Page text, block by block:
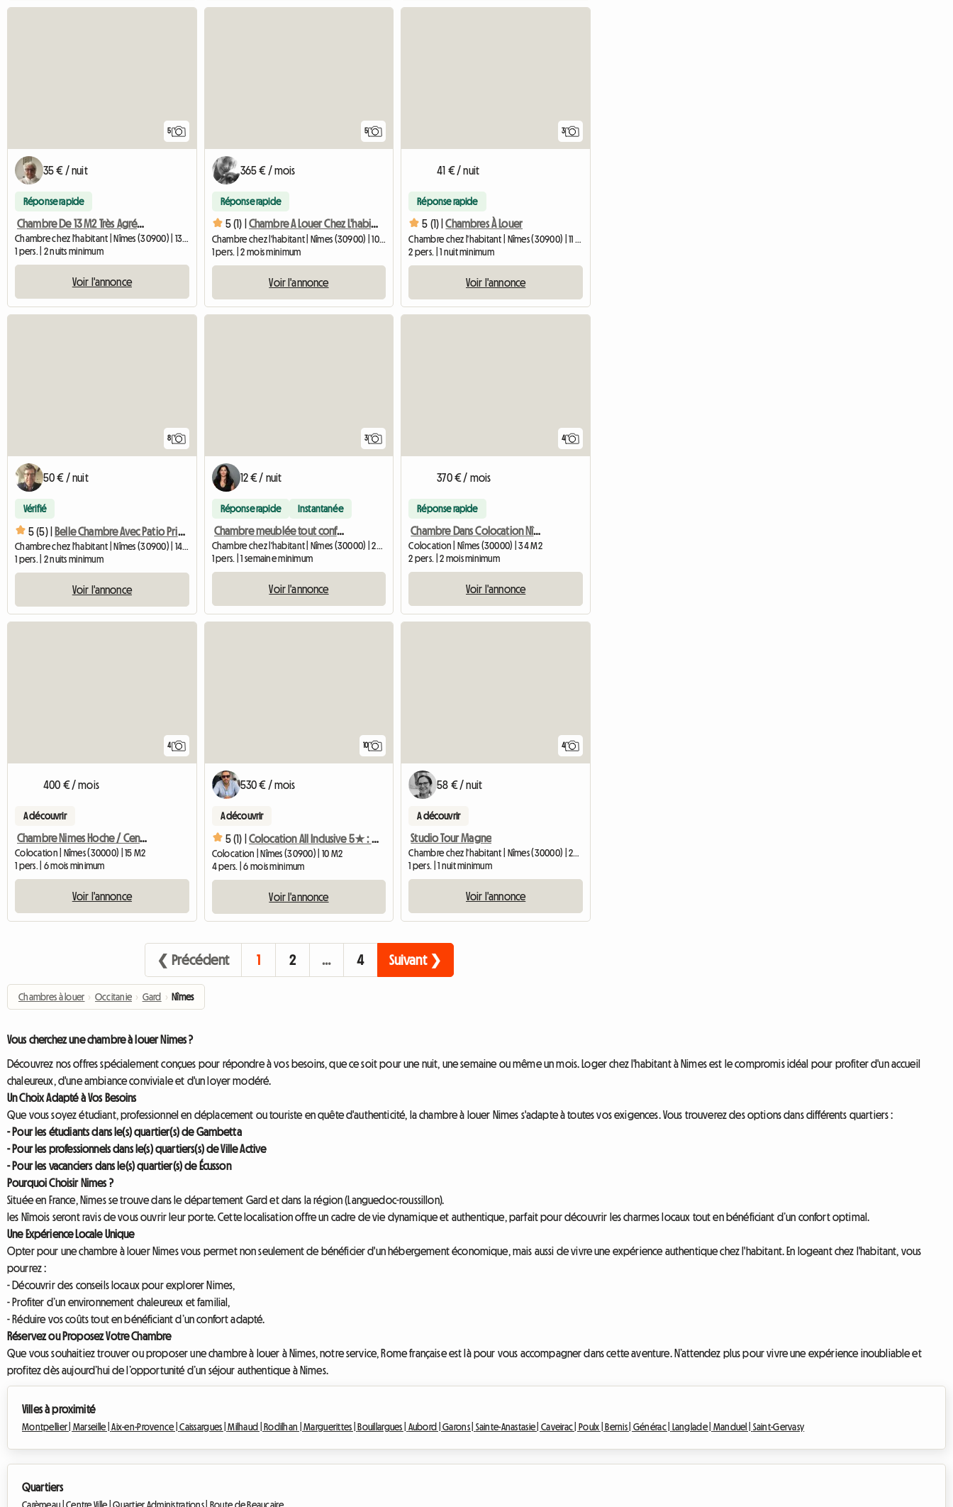
5
35 € / nuit
Réponse rapide
Chambre De 13 M2 Très Agréable, Avec Vue Sur Jardin
Chambre chez l'habitant | Nîmes (30900) | 13 M2
1 pers. | 2 nuits minimum
Voir l'annonce
5
365 € / mois
Réponse rapide
5 (1) | Chambre A Louer Chez L'habitant En Centre-ville De Nîmes
Chambre chez l'habitant | Nîmes (30900) | 10 M2
1 pers. | 2 mois minimum
Voir l'annonce
3
41 € / nuit
Réponse rapide
5 (1) | Chambres À Louer
Chambre chez l'habitant | Nîmes (30900) | 11 M2
2 pers. | 1 nuit minimum
Voir l'annonce
8
50 € / nuit
Vérifié
5 (5) | Belle Chambre Avec Patio Privé Nîmes Centre Ville
Chambre chez l'habitant | Nîmes (30900) | 14 M2
1 pers. | 2 nuits minimum
Voir l'annonce
3
12 € / nuit
Réponse rapide Instantanée
Chambre meublée tout confort 25m2
Chambre chez l'habitant | Nîmes (30000) | 25 M2
1 pers. | 1 semaine minimum
Voir l'annonce
4
370 € / mois
Réponse rapide
Chambre Dans Colocation Nîmes Centre
Colocation | Nîmes (30000) | 34 M2
2 pers. | 2 mois minimum
Voir l'annonce
4
400 € / mois
A découvrir
Chambre Nimes Hoche / Centre Ville
Colocation | Nîmes (30000) | 15 M2
1 pers. | 6 mois minimum
Voir l'annonce
10
530 € / mois
A découvrir
5 (1) | Colocation All Inclusive 5★ : "tout Refait à Neuf" - Nîmes C
Colocation | Nîmes (30900) | 10 M2
4 pers. | 6 mois minimum
Voir l'annonce
4
58 € / nuit
A découvrir
Studio Tour Magne
Chambre chez l'habitant | Nîmes (30000) | 20 M2
1 pers. | 1 nuit minimum
Voir l'annonce
❮ Précédent 1 2 … 4 Suivant ❯
Chambres à louer › Occitanie › Gard › Nîmes
Vous cherchez une chambre à louer Nimes ?
Découvrez nos offres spécialement conçues pour répondre à vos besoins, que ce soit pour une nuit, une semaine ou même un mois. Loger chez l'habitant à Nimes est le compromis idéal pour profiter d'un accueil
chaleureux, d'une ambiance conviviale et d'un loyer modéré.
Un Choix Adapté à Vos Besoins
Que vous soyez étudiant, professionnel en déplacement ou touriste en quête d'authenticité, la chambre à louer Nimes s'adapte à toutes vos exigences. Vous trouverez des options dans différents quartiers :
- Pour les étudiants dans le(s) quartier(s) de Gambetta
- Pour les professionnels dans le(s) quartiers(s) de Ville Active
- Pour les vacanciers dans le(s) quartier(s) de Écusson
Pourquoi Choisir Nimes ?
Située en France, Nimes se trouve dans le département Gard et dans la région (Languedoc-roussillon).
les Nîmois seront ravis de vous ouvrir leur porte. Cette localisation offre un cadre de vie dynamique et authentique, parfait pour découvrir les charmes locaux tout en bénéficiant d’un confort optimal.
Une Expérience Locale Unique
Opter pour une chambre à louer Nimes vous permet non seulement de bénéficier d'un hébergement économique, mais aussi de vivre une expérience authentique chez l'habitant. En logeant chez l'habitant, vous
pourrez :
- Découvrir des conseils locaux pour explorer Nimes,
- Profiter d’un environnement chaleureux et familial,
- Réduire vos coûts tout en bénéficiant d’un confort adapté.
Réservez ou Proposez Votre Chambre
Que vous souhaitiez trouver ou proposer une chambre à louer à Nimes, notre service, Rome française est là pour vous accompagner dans cette aventure. N’attendez plus pour vivre une expérience inoubliable et
profitez dès aujourd’hui de l’opportunité d’un séjour authentique à Nimes.
Villes à proximité
Montpellier | Marseille |Aix-en-Provence |Caissargues |Milhaud | Rodilhan |Marguerittes | Bouillargues | Aubord |Garons | Sainte-Anastasie | Caveirac | Poulx | Bernis | Générac | Langlade | Manduel | Saint-Gervasy
Quartiers